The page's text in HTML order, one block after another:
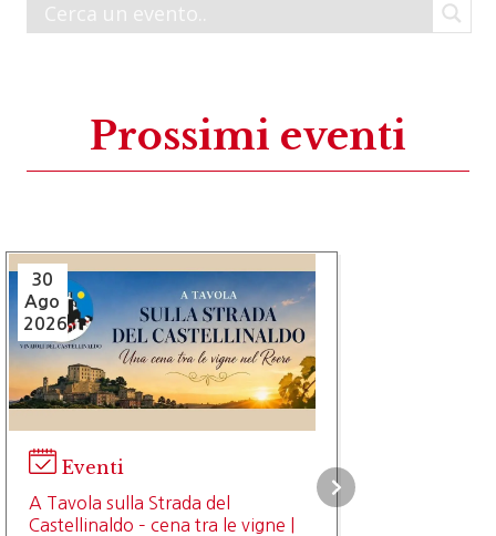
Prossimi eventi
30
Ago
2026
Eventi
A Tavola sulla Strada del
Castellinaldo – cena tra le vigne |